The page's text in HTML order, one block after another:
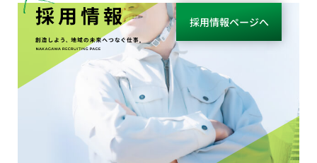
採用情報 採用情報ページへ